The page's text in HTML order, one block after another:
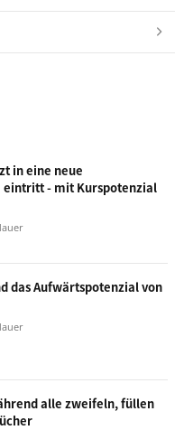
in eine neue
eintritt - mit Kurspotenzial
das Aufwärtspotenzial von
alle zweifeln, füllen